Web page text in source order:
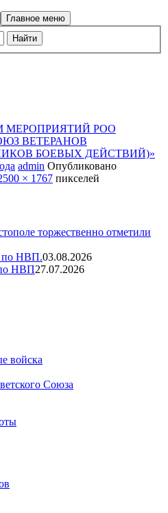
Главное меню
МЕРОПРИЯТИЙ РОО
ВЕТЕРАНОВ
БОЕВЫХ ДЕЙСТВИЙ)»
admin Опубликовано
× 1767 пикселей
торжественно отметили
по НВП.03.08.2026
по НВП27.07.2026
войска
Союза